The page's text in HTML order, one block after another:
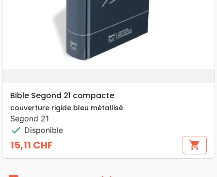
Bible Segond 21 compacte
couverture rigide bleu métallisé
Segond 21
check Disponible
Prix
15,11 CHF shopping_cart